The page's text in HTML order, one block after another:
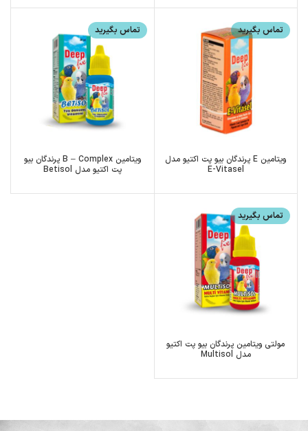
تماس بگیرید
ویتامین E پرندگان بیو پت اکتیو مدل
E-Vitasel
تماس بگیرید
ویتامین B – Complex پرندگان بیو
پت اکتیو مدل Betisol
تماس بگیرید
مولتی ویتامین پرندگان بیو پت اکتیو
مدل Multisol